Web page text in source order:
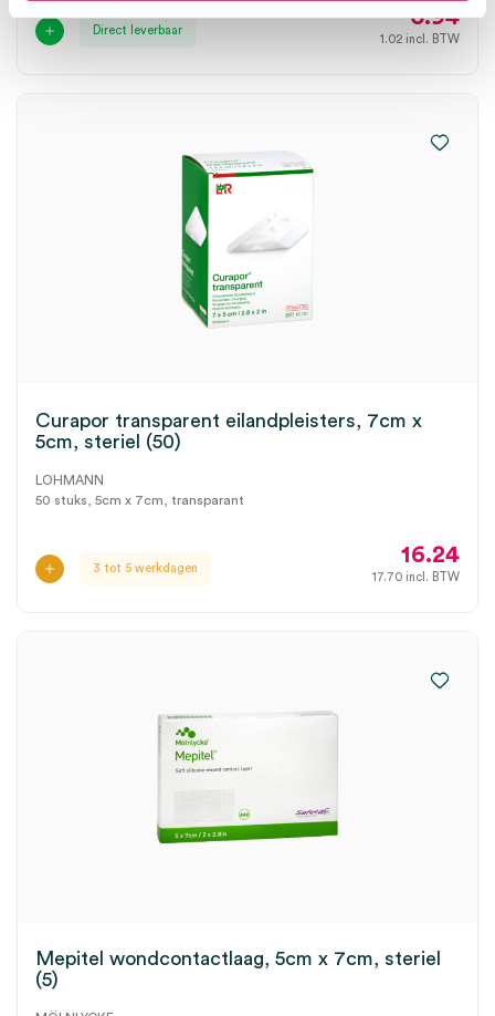
Direct leverbaar
0.94
1.02 incl. BTW
Curapor transparent eilandpleisters, 7cm x
5cm, steriel (50)
LOHMANN
50 stuks, 5cm x 7cm, transparant
3 tot 5 werkdagen
16.24
17.70 incl. BTW
Mepitel wondcontactlaag, 5cm x 7cm, steriel
(5)